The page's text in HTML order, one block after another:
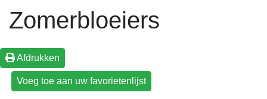
Zomerbloeiers
Afdrukken